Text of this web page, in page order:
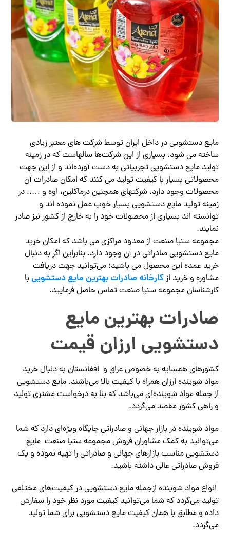
مایع دستشویی در داخل ایران توسط شرکت های معتبر زیادی
ساخته می شود. بسیاری از این شرکت‌ها سالهاست که در زمینه
تولید مایع دستشویی تجربیاتی به دست آورده‌اند و از این جهت
محصولاتی بسیار با کیفیت تولید می کنند که امکان صادرات آن
محصولات وجود دارد. شرکتهای همچنین درماکلین، اوه و ….. در
زمینه تولید مایع دستشویی بسیار خوب عمل نموده اند و
توانسته اند بسیاری از محصولات خود را به خارج از کشور نیز صادر
نمایند.
مجموعه ستیا صنعت از معدود مراکزی می باشد که امکان خرید
مایع دستشویی صادراتی در آن وجود دارد. بنابراین اگر به دنبال
خرید عمده این محصول می باشید؛ می‌توانید جهت دریافت
مشاوره و خرید ازکارخانه صادرات بهترین مایع دستشویی با
کارشناسان مجموعه ستیا صنعت تماس حاصل فرمایید.
صادرات بهترین مایع
دستشویی ارزان قیمت
کشورهای همسایه به خصوص عراق و افغانستان به دنبال خرید
مواد شوینده ارزان همراه با کیفیت بالا می‌باشند. مایع دستشویی
از جمله مواد شوینده‌ای می‌باشد که بنا به درخواست مشتری تولید
و راهی کشور مقصد می‌گردد.
مواد شوینده در بازار جهانی و صادراتی جایگاه ویژه‌ای دارد که شما
می‌توانید به کمک مشاوران فروش مجموعه ستیا صنعت مایع
دستشویی مناسب بازارهای جهانی و صادراتی را تهیه نموده و یک
فروش صادراتی عالی داشته باشید.
انواع مواد شوینده ازجمله مایع دستشویی در کیفیت‌های مختلفی
تولید می‌گردد که شما می‌توانید کیفیت مورد نظر خود را سفارش
داده و مطابق با همان کیفیت مایع دستشویی برای شما تولید
می‌گردد.